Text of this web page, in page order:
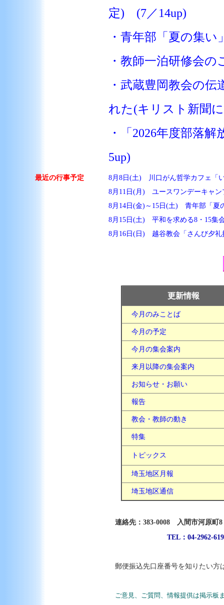
定) (7／14up)
・青年部「夏の集
・教師一泊研修会
・武蔵豊岡教会の
れた(キリスト新聞
・「2026年度部落
5up)
最近の行事予定
8月8日(土) 川口がん哲学カフェ「
8月11日(月) ユースワンデーキャン
8月14日(金)～15日(土) 青年部「夏
8月15日(土) 平和を求める8・15集
8月16日(日) 越谷教会「さんび夕礼
更新情報
今月のみことば
今月の予定
今月の集会案内
来月以降の集会案内
お知らせ・お願い
報告
教会・教師の動き
特集
トピックス
埼玉地区月報
埼玉地区通信
連絡先：383-0008 入間市河原町
TEL：04-2962-
郵便振込先口座番号を知りたい方
ご意見、ご質問、情報提供は掲示板